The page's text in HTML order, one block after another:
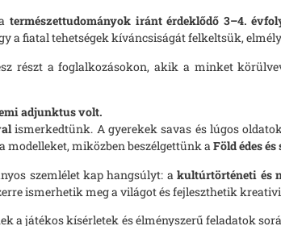
természettudományok iránt érdeklődő 3–4.
a fiatal tehetségek kíváncsiságát felkeltsük,
részt a foglalkozásokon, akik a minket
adjunktus volt.
ismerkedtünk. A gyerekek savas és lúgos
modelleket, miközben beszélgettünk aFöld édes
szemlélet kap hangsúlyt: akultúrtörténeti és
ismerhetik meg a világot és fejleszthetik
a játékos kísérletek és élményszerű feladatok